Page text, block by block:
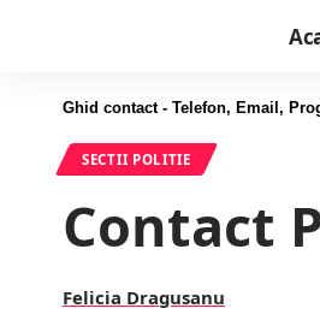
Ghid contact - Telefon, Email,
SECTII POLITIE
Contact
Felicia Dragusanu